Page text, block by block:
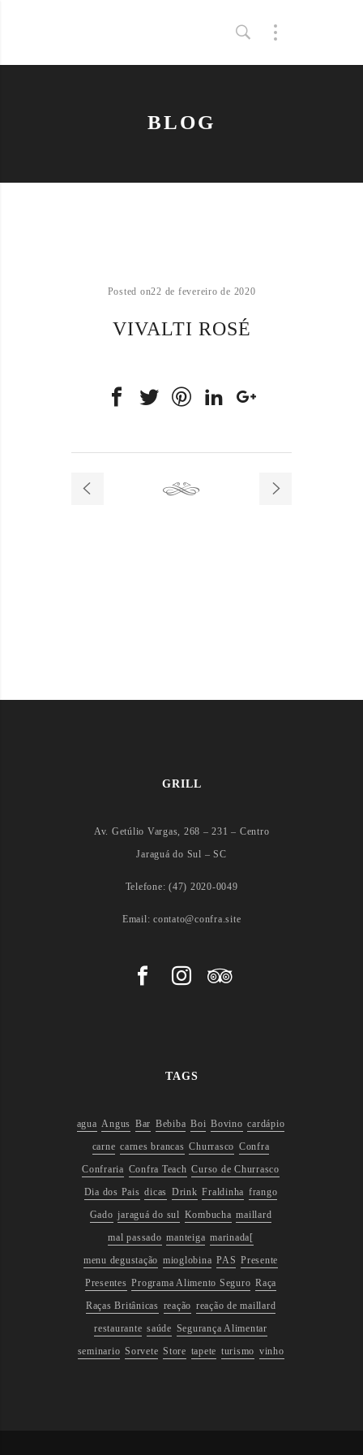
BLOG
Posted on22 de fevereiro de 2020
VIVALTI ROSÉ
GRILL
Av. Getúlio Vargas, 268 – 231 – Centro
Jaraguá do Sul – SC
Telefone: (47) 2020-0049
Email: contato@confra.site
TAGS
agua Angus Bar Bebiba Boi Bovino cardápio
carne carnes brancas Churrasco Confra
Confraria Confra Teach Curso de Churrasco
Dia dos Pais dicas Drink Fraldinha frango
Gado jaraguá do sul Kombucha maillard
mal passado manteiga marinada[
menu degustação mioglobina PAS Presente
Presentes Programa Alimento Seguro Raça
Raças Britânicas reação reação de maillard
restaurante saúde Segurança Alimentar
seminario Sorvete Store tapete turismo vinho